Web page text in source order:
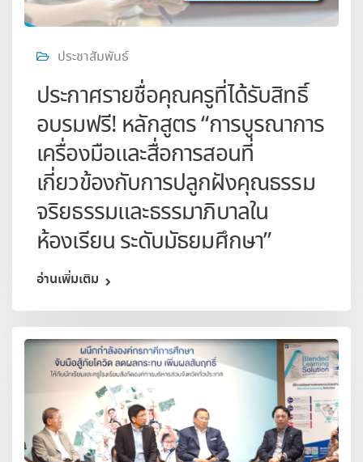
ประชาสัมพันธ์
ประกาศรายชื่อคุณครูที่ได้รับสิทธิ์
อบรมฟรี! หลักสูตร “การบูรณาการ
เครื่องมือและสื่อการสอนที่
เกี่ยวข้องกับการปลูกฝังคุณธรรม
จริยธรรมและธรรมาภิบาลใน
ห้องเรียน ระดับมัธยมศึกษา”
อ่านเพิ่มเติม